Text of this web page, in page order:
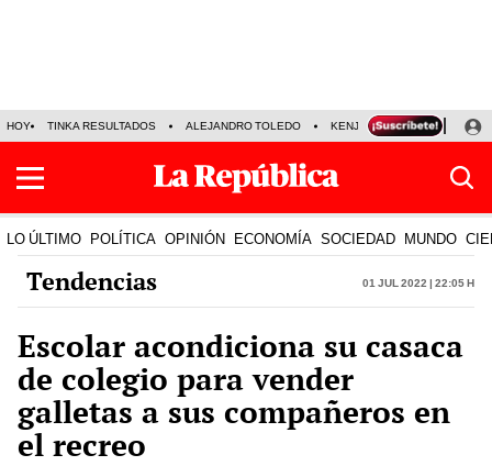
HOY TINKA RESULTADOS ALEJANDRO TOLEDO KENJI FUJIMORI
LO ÚLTIMO POLÍTICA OPINIÓN ECONOMÍA SOCIEDAD MUNDO
Tendencias 01 Jul 2022 | 22:05 h
Escolar acondiciona su casaca
de colegio para vender
galletas a sus compañeros en
el recreo